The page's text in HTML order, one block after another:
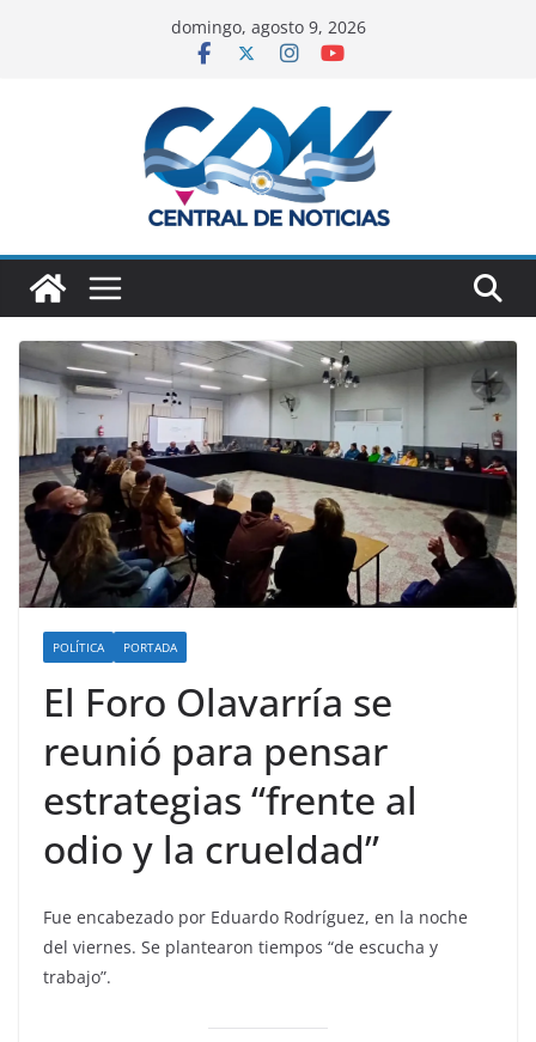
domingo, agosto 9, 2026
POLÍTICA PORTADA
El Foro Olavarría se
reunió para pensar
estrategias “frente al
odio y la crueldad”
Fue encabezado por Eduardo Rodríguez, en la noche
del viernes. Se plantearon tiempos “de escucha y
trabajo”.